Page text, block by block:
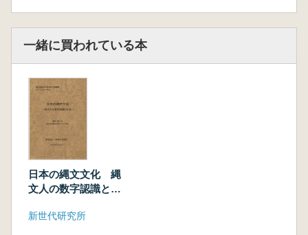
一緒に買われている本
日本の縄文文化 縄
文人の数字認識と社
新世代研究所